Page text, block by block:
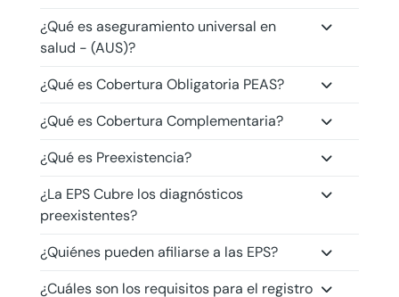
¿Qué es aseguramiento universal en
salud - (AUS)?
¿Qué es Cobertura Obligatoria PEAS?
¿Qué es Cobertura Complementaria?
¿Qué es Preexistencia?
¿La EPS Cubre los diagnósticos
preexistentes?
¿Quiénes pueden afiliarse a las EPS?
¿Cuáles son los requisitos para el registro